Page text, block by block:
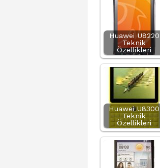
Huawei U8220
Teknik
Özellikleri
Huawei U8300
Teknik
Özellikleri